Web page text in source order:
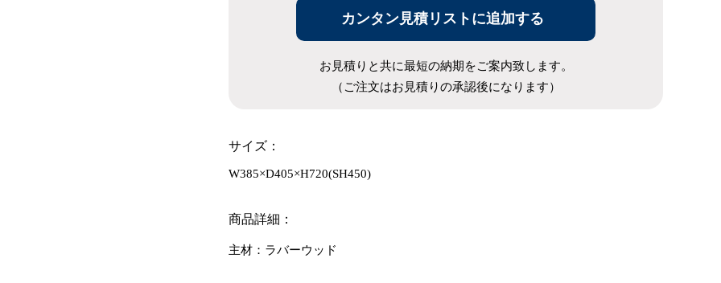
カンタン見積リストに追加する
お見積りと共に最短の納期をご案内致します。
（ご注文はお見積りの承認後になります）
サイズ：
W385×D405×H720(SH450)
商品詳細：
主材：ラバーウッド